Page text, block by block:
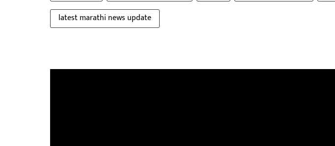
latest marathi news update